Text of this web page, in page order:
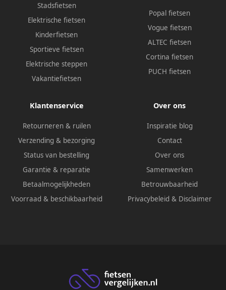
Stadsfietsen
Elektrische fietsen
Kinderfietsen
Sportieve fietsen
Elektrische steppen
Vakantiefietsen
Popal fietsen
Vogue fietsen
ALTEC fietsen
Cortina fietsen
PUCH fietsen
Klantenservice
Retourneren & ruilen
Verzending & bezorging
Status van bestelling
Garantie & reparatie
Betaalmogelijkheden
Voorraad & beschikbaarheid
Over ons
Inspiratie blog
Contact
Over ons
Samenwerken
Betrouwbaarheid
Privacybeleid & Disclaimer